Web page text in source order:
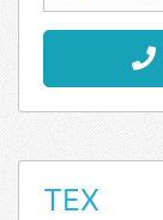
ТЕХ